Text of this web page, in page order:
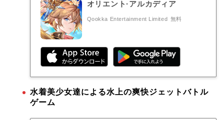
オリエント·アルカディア
Qookka Entertainment Limited 無料
水着美少女達による水上の爽快ジェットバトル
ゲーム